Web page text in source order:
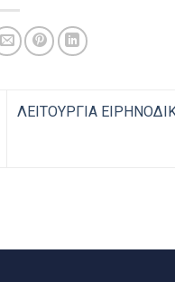
ΛΕΙΤΟΥΡΓΙΑ